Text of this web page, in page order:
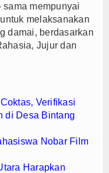
sama mempunyai
melaksanakan
damai, berdasarkan
Jujur dan
Verifikasi
di Desa Bintang
Nobar Film
Harapkan